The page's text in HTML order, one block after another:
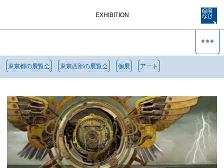
EXHIBITION
東京都の展覧会 東京西部の展覧会 個展 アート